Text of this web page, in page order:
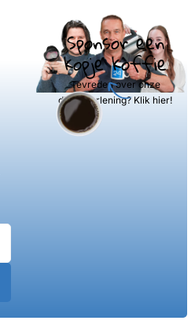
Sponsor een
kopje koffie
Tevreden over onze
dienstverlening? Klik hier!